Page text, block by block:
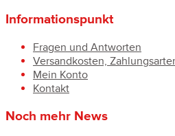
Informationspunkt
Fragen und Antworten
Versandkosten,
Mein Konto
Kontakt
Noch mehr News